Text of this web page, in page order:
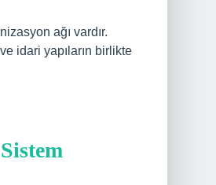
ağı vardır.
idari yapıların birlikte